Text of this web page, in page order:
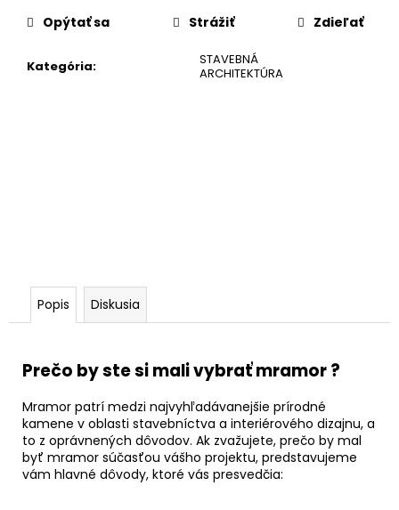
Kategória:
STAVEBNÁ
ARCHITEKTÚRA
Opýtať sa Strážiť Zdieľať
Popis Diskusia
Prečo by ste si mali vybrať mramor ?
Mramor patrí medzi najvyhľadávanejšie prírodné
kamene v oblasti stavebníctva a interiérového dizajnu, a
to z oprávnených dôvodov. Ak zvažujete, prečo by mal
byť mramor súčasťou vášho projektu, predstavujeme
vám hlavné dôvody, ktoré vás presvedčia: